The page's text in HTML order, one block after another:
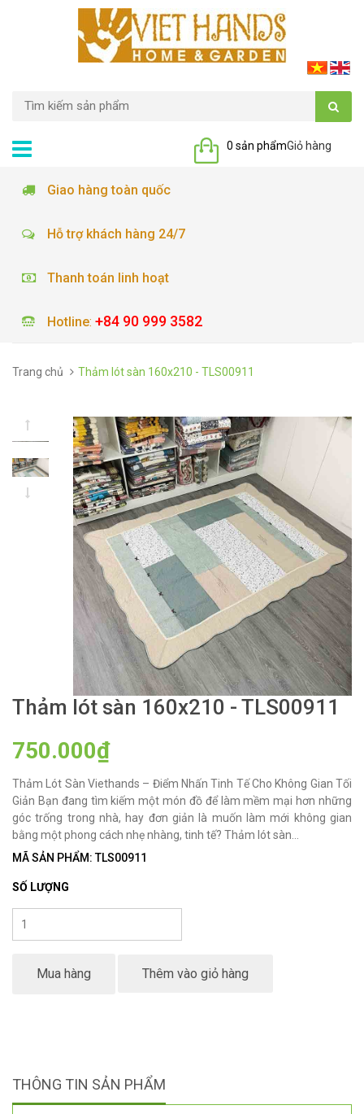
Giỏ hàng
0 sản phẩm
Giao hàng toàn quốc
Hỗ trợ khách hàng 24/7
Thanh toán linh hoạt
Hotline: +84 90 999 3582
Trang chủ Thảm lót sàn 160x210 - TLS00911
Thảm lót sàn 160x210 - TLS00911
750.000₫
Thảm Lót Sàn Viethands – Điểm Nhấn Tinh Tế Cho Không Gian Tối
Giản Bạn đang tìm kiếm một món đồ để làm mềm mại hơn những
góc trống trong nhà, hay đơn giản là muốn làm mới không gian
bằng một phong cách nhẹ nhàng, tinh tế? Thảm lót sàn...
MÃ SẢN PHẨM: TLS00911
SỐ LƯỢNG
Mua hàng Thêm vào giỏ hàng
THÔNG TIN SẢN PHẨM